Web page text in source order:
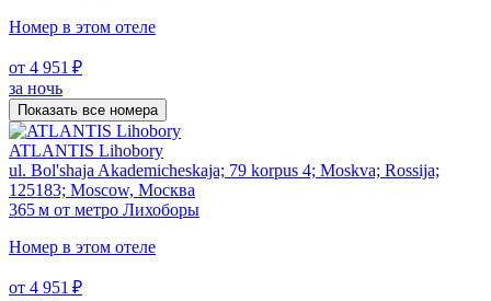
Номер в этом отеле
от 4 951 ₽
за ночь
Показать все номера
ATLANTIS Lihobory
ul. Bol'shaja Akademicheskaja; 79 korpus 4; Moskva; Rossija;
125183; Moscow, Москва
365 м от метро Лихоборы
Номер в этом отеле
от 4 951 ₽